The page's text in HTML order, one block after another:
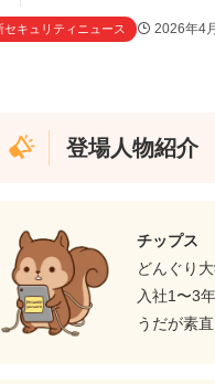
セキュリティニュース 2026年4
登場人物紹介
チップス
どんぐり
入社1〜3
うだが素